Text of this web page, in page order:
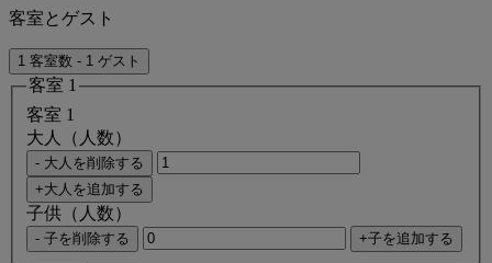
客室とゲスト
1 客室数 - 1 ゲスト
客室 1
客室 1
大人（人数）
- 大人を削除する
+大人を追加する
子供（人数）
- 子を削除する +子を追加する